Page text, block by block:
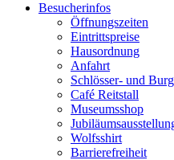
Besucherinfos
Öffnungszeiten
Eintrittspreise
Hausordnung
Anfahrt
Schlösser- und
Café Reitstall
Museumsshop
Wolfsshirt
Barrierefreiheit